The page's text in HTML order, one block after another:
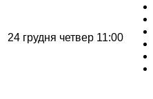
24 грудня четвер 11:00